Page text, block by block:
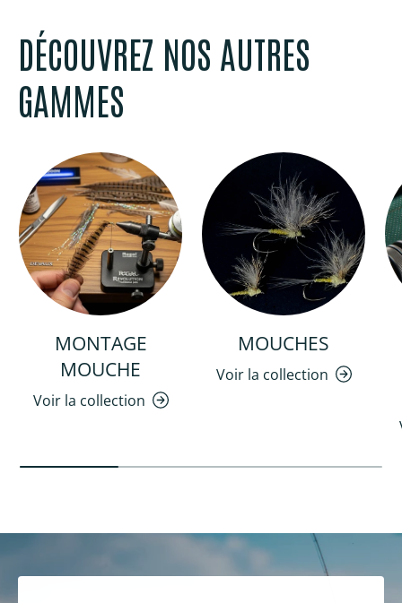
DÉCOUVREZ NOS AUTRES
GAMMES
MONTAGE
MOUCHE
Voir la collection
MOUCHES
Voir la collection